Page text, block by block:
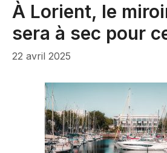
À Lorient, le
sera à sec pour
22 avril 2025